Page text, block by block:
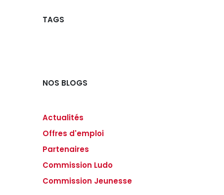
TAGS
NOS BLOGS
Actualités
Offres d'emploi
Partenaires
Commission Ludo
Commission Jeunesse